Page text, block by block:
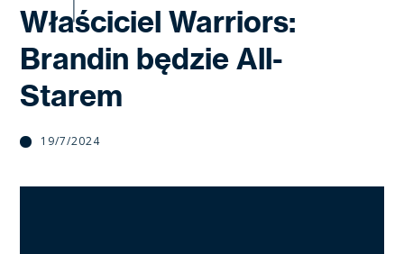
Właściciel Warriors:
Brandin będzie All-
Starem
19/7/2024